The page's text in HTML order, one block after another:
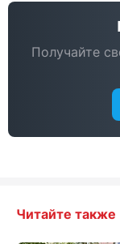
Получайте
Читайте также